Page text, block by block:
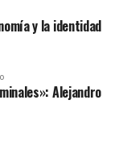
Participaciones y
del
para que
y ejecuten
necesitan.
sería posible
casos se
con
Vivas,
y la identidad
Alejandro